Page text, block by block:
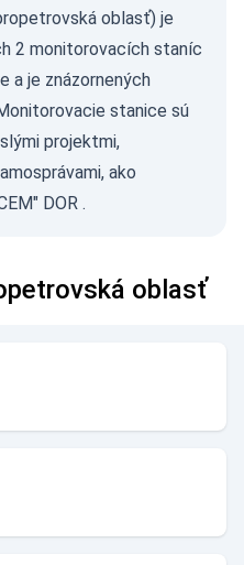
oblasť) je
2 monitorovacích staníc
a je znázornených
stanice sú
projektmi,
ako
DOR .
oblasť